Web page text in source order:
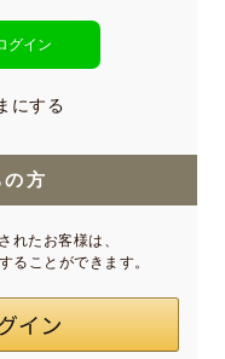
グイン
にする
方
れたお客様は、
ることができます。